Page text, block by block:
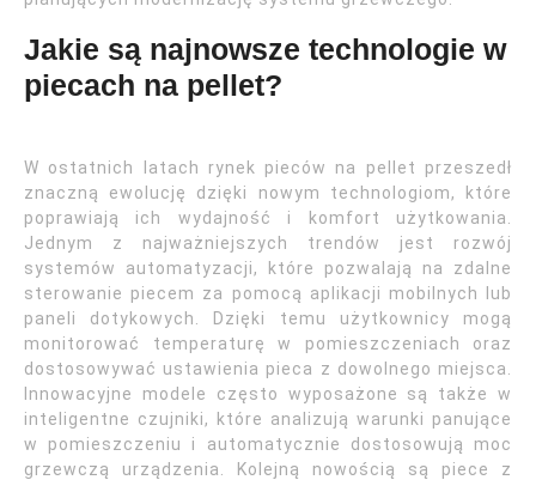
Jakie są najnowsze technologie w
piecach na pellet?
W ostatnich latach rynek pieców na pellet przeszedł
znaczną ewolucję dzięki nowym technologiom, które
poprawiają ich wydajność i komfort użytkowania.
Jednym z najważniejszych trendów jest rozwój
systemów automatyzacji, które pozwalają na zdalne
sterowanie piecem za pomocą aplikacji mobilnych lub
paneli dotykowych. Dzięki temu użytkownicy mogą
monitorować temperaturę w pomieszczeniach oraz
dostosowywać ustawienia pieca z dowolnego miejsca.
Innowacyjne modele często wyposażone są także w
inteligentne czujniki, które analizują warunki panujące
w pomieszczeniu i automatycznie dostosowują moc
grzewczą urządzenia. Kolejną nowością są piece z